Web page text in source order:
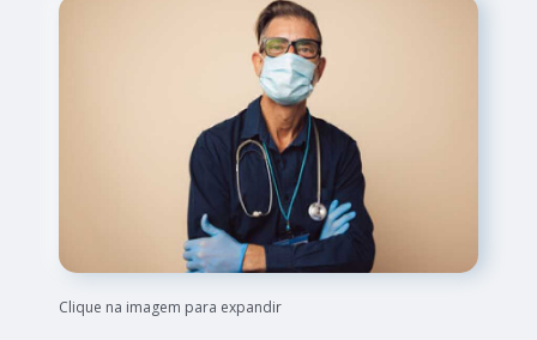
Clique na imagem para expandir